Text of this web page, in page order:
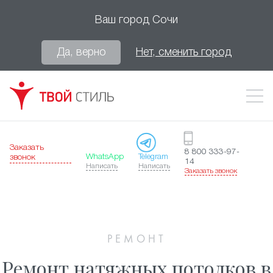
Ваш город Сочи
Да, верно Нет, сменить город
Заказать
звонок
WhatsApp
Написать
Telegram
Написать
8 800 333-97-
14
Заказать звонок
РЕМОНТ